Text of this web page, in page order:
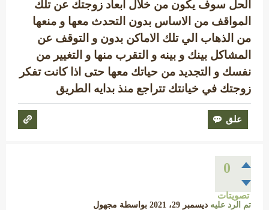
الحل سوف يكون من خلال ابعاد زوجتك عن تلك
المواقف من الاساس بدون التحدث معها و منعها
من الذهاب الي تلك الاماكن بدون و التوقف عن
المشاكل بينك و بينه و التقرب منها و التغيير من
نفسك و التجديد من حياتك معها حتى اذا كانت تفكر
زوجتك في خيانتك تتراجع منذ بدايه الطريق
0
تصويتات
تم الرد عليه ديسمبر 29، 2021 بواسطة مجهول